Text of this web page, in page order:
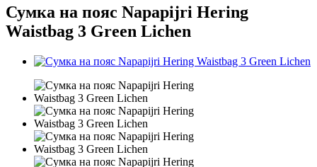
Сумка на пояс Napapijri Hering
Waistbag 3 Green Lichen